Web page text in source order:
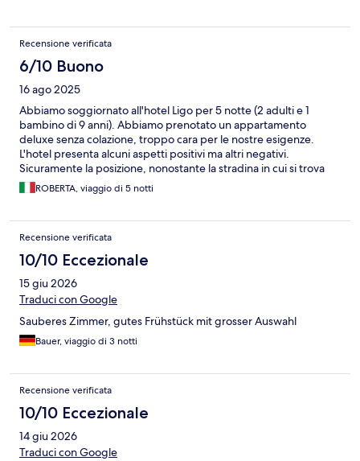
Recensione verificata
6/10 Buono
16 ago 2025
Abbiamo soggiornato all'hotel Ligo per 5 notte (2 adulti e 1
bambino di 9 anni). Abbiamo prenotato un appartamento
deluxe senza colazione, troppo cara per le nostre esigenze.
L'hotel presenta alcuni aspetti positivi ma altri negativi.
Sicuramente la posizione, nonostante la stradina in cui si trova
non sia molto attraente, risulta positiva per la vicinanza a Rue de
la republique che con una passeggiata di pochi minuti porta al
pieno di locali e punto di partenza di diversi tour. Altro punto a
favore la gentilezza del personale, la presenza di un angolo con
dei giochi per i più piccoli e la possibilità di riempire
gratuitamente H24 le borracce con acqua naturale o frizzante,
cosa che ci ha fatto risparmiare notevolmente. Passando alle
note dolenti: la pulizia delle stanze non è adeguata a un 4*,
su nostra richiesta, abbiamo avuto subito asciugamani puliti. Il
nostro appartamento deluxe, a dispetto di quanto indicato nella
scomoda, non aveva il tavolo con le sedie, come mostrato nelle
foto sul sito. Tranne un giorno, abbiamo fatto colazione sempre
dall'hotel, ma la mancanza del tavolo da pranzo è strana, visto
che l'appartamento è fornito anche di cucina con frigo,
microonde, stoviglie e, addirittura, lavastoviglie!
ROBERTA, viaggio di 5 notti
Recensione verificata
10/10 Eccezionale
15 giu 2026
Traduci con Google
Sauberes Zimmer, gutes Frühstück mit grosser Auswahl
Bauer, viaggio di 3 notti
Recensione verificata
10/10 Eccezionale
14 giu 2026
Traduci con Google